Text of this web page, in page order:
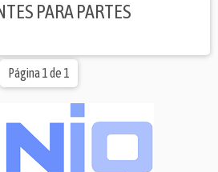
PARA PARTES
Página 1 de 1